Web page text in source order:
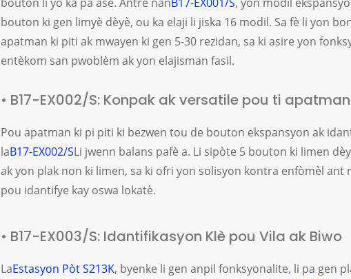
bouton ki gen limyè dèyè, ou ka elaji li jiska 16 modil. Sa fè li yon
apatman ki piti ak mwayen ki gen 5-30 rezidan, sa ki asire yon
entèkom san pwoblèm ak yon elajisman fasil.
• B17-EX002/S: Konpak ak versatile pou ti apatman
Pou apatman ki pi piti ki bezwen tou de bouton ekspansyon ak
laB17-EX002/SLi jwenn balans pafè a. Li sipòte 5 bouton ki limen
ak yon plak non ki limen, sa ki ofri yon solisyon kontra enfòmèl ant
pou idantifye kay oswa lokatè.
• B17-EX003/S: Idantifikasyon Klè pou Vila ak Biwo
LaEstasyon Pòt S213K, byenke li gen anpil fonksyonalite, li pa gen